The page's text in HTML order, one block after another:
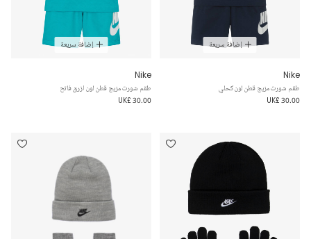
إضافة سريعة
Nike
طقم شورت مزيج قطن لون كحلي
UK£ 30.00
إضافة سريعة
Nike
طقم شورت مزيج قطن لون ازرق فاتح
UK£ 30.00